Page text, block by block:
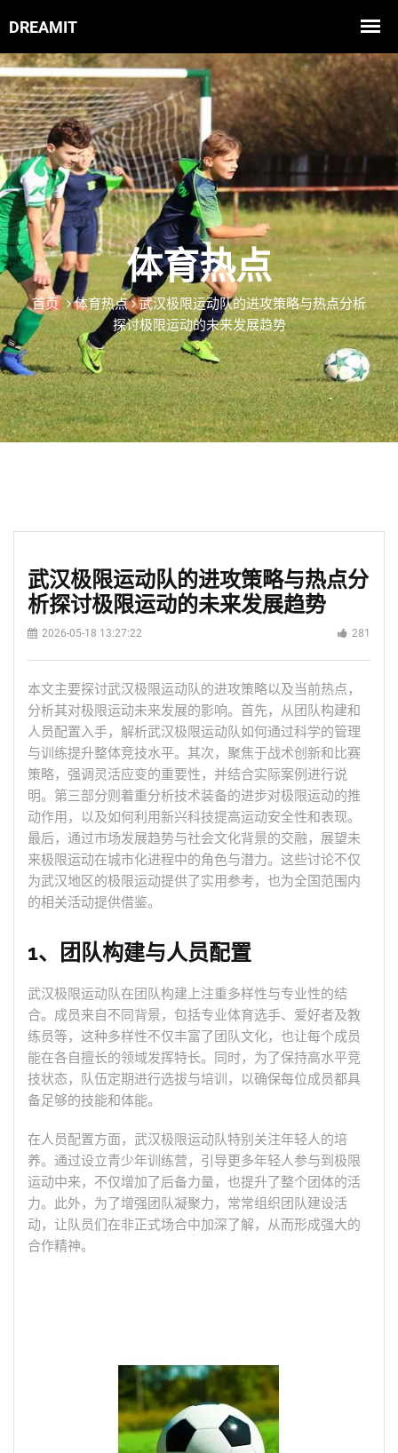
体育热点
首页 体育热点
武汉极限运动队的进攻策略与热点分析
探讨极限运动的未来发展趋势
武汉极限运动队的进攻策略与热点分
析探讨极限运动的未来发展趋势
2026-05-18 13:27:22 281
本文主要探讨武汉极限运动队的进攻策略以及当前热点，
分析其对极限运动未来发展的影响。首先，从团队构建和
人员配置入手，解析武汉极限运动队如何通过科学的管理
与训练提升整体竞技水平。其次，聚焦于战术创新和比赛
策略，强调灵活应变的重要性，并结合实际案例进行说
明。第三部分则着重分析技术装备的进步对极限运动的推
动作用，以及如何利用新兴科技提高运动安全性和表现。
最后，通过市场发展趋势与社会文化背景的交融，展望未
来极限运动在城市化进程中的角色与潜力。这些讨论不仅
为武汉地区的极限运动提供了实用参考，也为全国范围内
的相关活动提供借鉴。
1、团队构建与人员配置
武汉极限运动队在团队构建上注重多样性与专业性的结
合。成员来自不同背景，包括专业体育选手、爱好者及教
练员等，这种多样性不仅丰富了团队文化，也让每个成员
能在各自擅长的领域发挥特长。同时，为了保持高水平竞
技状态，队伍定期进行选拔与培训，以确保每位成员都具
备足够的技能和体能。
在人员配置方面，武汉极限运动队特别关注年轻人的培
养。通过设立青少年训练营，引导更多年轻人参与到极限
运动中来，不仅增加了后备力量，也提升了整个团体的活
力。此外，为了增强团队凝聚力，常常组织团队建设活
动，让队员们在非正式场合中加深了解，从而形成强大的
合作精神。